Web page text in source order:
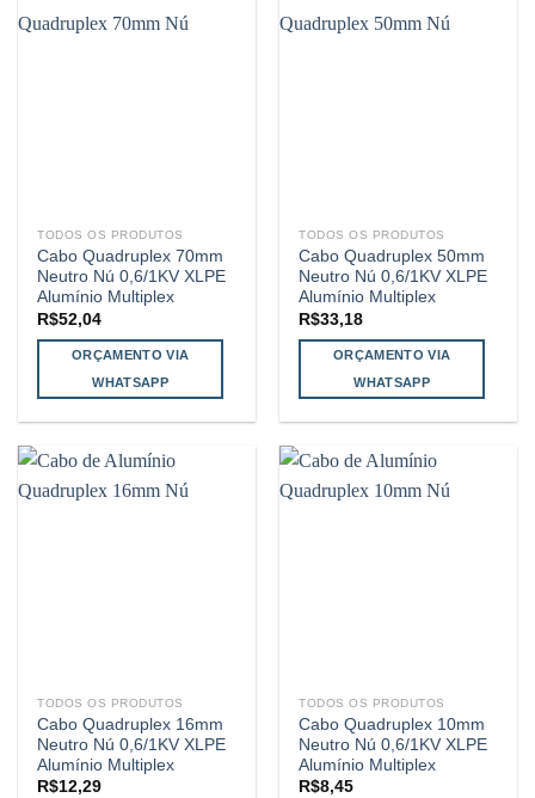
TODOS OS PRODUTOS
Cabo Quadruplex 70mm
Neutro Nú 0,6/1KV XLPE
Alumínio Multiplex
R$52,04
ORÇAMENTO VIA
WHATSAPP
TODOS OS PRODUTOS
Cabo Quadruplex 50mm
Neutro Nú 0,6/1KV XLPE
Alumínio Multiplex
R$33,18
ORÇAMENTO VIA
WHATSAPP
TODOS OS PRODUTOS
Cabo Quadruplex 16mm
Neutro Nú 0,6/1KV XLPE
Alumínio Multiplex
R$12,29
TODOS OS PRODUTOS
Cabo Quadruplex 10mm
Neutro Nú 0,6/1KV XLPE
Alumínio Multiplex
R$8,45